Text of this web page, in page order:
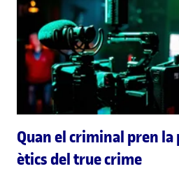
Quan el criminal pren
ètics del true crime